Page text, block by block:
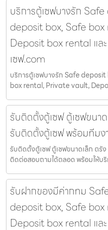
บริการตู้เซฟบางรัก
deposit box, Safe
Deposit box rental แ
เซฟ.com
บริการตู้เซฟบางรัก Safe
box rental, Private vault,
รับติดตั้งตู้เซฟ ตู้เซฟขนา
รับติดตั้งตู้เซฟ พร้อมทีมง
รับติดตั้งตู้เซฟ ตู้เซฟขนาดเล็ก ตรั
ติดต่อสอบถามได้ตลอด พร้อมให้บ
รับฝากของมีค่ากทม
deposit box, Safe
Deposit box rental แ